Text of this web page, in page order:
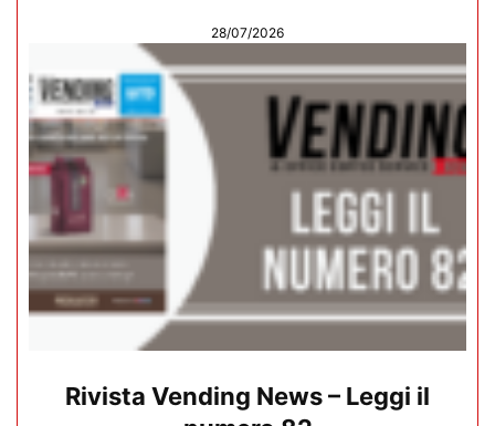
28/07/2026
Rivista Vending News – Leggi il